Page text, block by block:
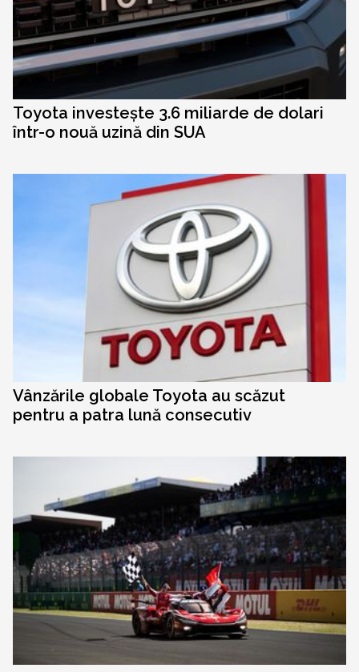
Toyota investește 3.6 miliarde de dolari
într-o nouă uzină din SUA
Vânzările globale Toyota au scăzut
pentru a patra lună consecutiv